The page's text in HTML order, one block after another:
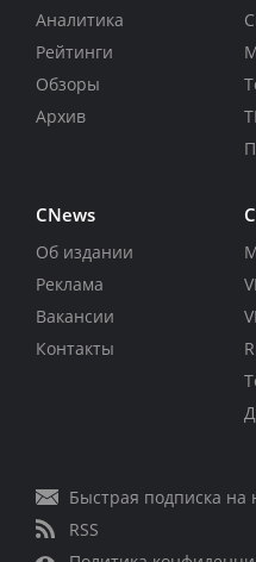
Аналитика
Рейтинги
Обзоры
Архив
CNews
Об издании
Реклама
Вакансии
Контакты
Быстрая подписка на
RSS